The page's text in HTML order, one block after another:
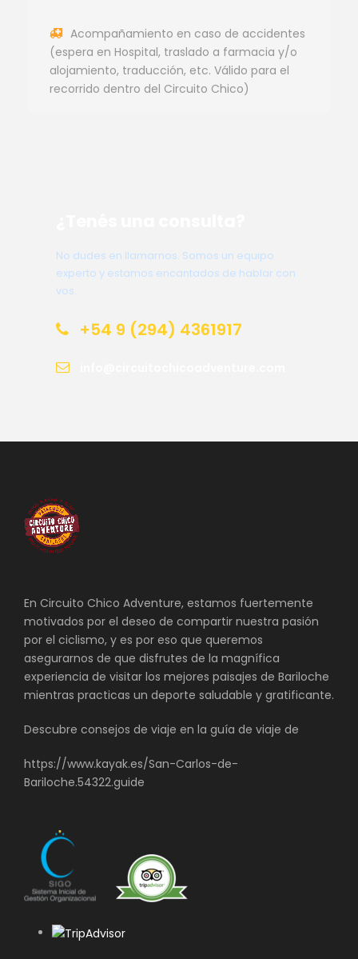
Acompañamiento en caso de accidentes
(espera en Hospital, traslado a farmacia y/o
alojamiento, traducción, etc. Válido para el
recorrido dentro del Circuito Chico)
No dudes en llamarnos. Somos un equipo
experto y estamos encantados de hablar con
vos.
+54 9 (294) 4361917
En Circuito Chico Adventure, estamos fuertemente
motivados por el deseo de compartir nuestra pasión
por el ciclismo, y es por eso que queremos
asegurarnos de que disfrutes de la magnífica
experiencia de visitar los mejores paisajes de Bariloche
mientras practicas un deporte saludable y gratificante.
Descubre consejos de viaje en la guía de viaje de
https://www.kayak.es/San-Carlos-de-
Bariloche.54322.guide